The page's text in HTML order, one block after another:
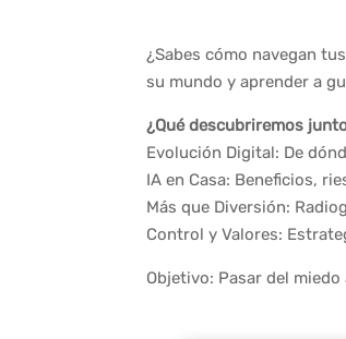
¿Sabes cómo navegan
su mundo y aprender a
​¿Qué descubriremos
​Evolución Digital: De
​IA en Casa: Beneficios,
​Más que Diversión:
​Control y Valores:
​Objetivo: Pasar del